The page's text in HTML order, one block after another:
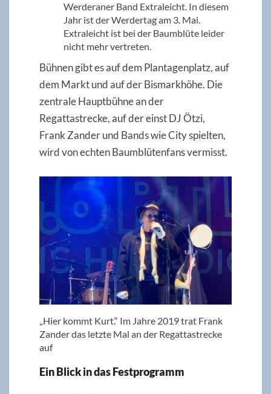
Werderaner Band Extraleicht. In diesem
Jahr ist der Werdertag am 3. Mai.
Extraleicht ist bei der Baumblüte leider
nicht mehr vertreten.
Bühnen gibt es auf dem Plantagenplatz, auf
dem Markt und auf der Bismarkhöhe. Die
zentrale Hauptbühne an der
Regattastrecke, auf der einst DJ Ötzi,
Frank Zander und Bands wie City spielten,
wird von echten Baumblütenfans vermisst.
„Hier kommt Kurt.“ Im Jahre 2019 trat Frank
Zander das letzte Mal an der Regattastrecke
auf
Ein Blick in das Festprogramm